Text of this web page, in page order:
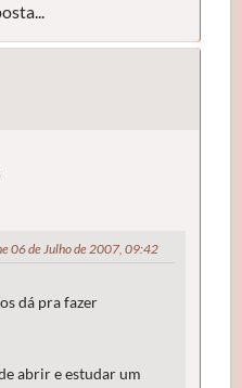
06 de Julho de 2007, 09:42
dá pra fazer
abrir e estudar um